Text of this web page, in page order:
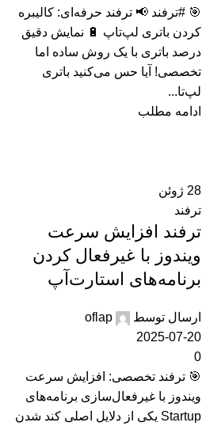
🎯 #ترفند 📢 ترفند حرفه‌ای: کالیبره
کردن باتری لپ‌تاپ 🔋 نمایش دقیق
درصد باتری با یک روش ساده اما
تخصصی! آیا حس می‌کنید باتری
لپ‌تا...
ادامه مطلب
28 ژوئن
ترفند
ترفند افزایش سرعت
ویندوز با غیرفعال کردن
برنامه‌های استارت‌آپ
ارسال توسط
oflap
2025-07-20
0
🎯 ترفند تخصصی: افزایش سرعت
ویندوز با غیرفعال‌سازی برنامه‌های
Startup یکی از دلایل اصلی کند شدن